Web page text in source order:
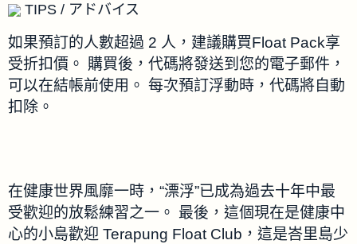
TIPS / アドバイス
如果預訂的人數超過 2 人，建議購買Float Pack享
受折扣價。 購買後，代碼將發送到您的電子郵件，
可以在結帳前使用。 每次預訂浮動時，代碼將自動
扣除。
在健康世界風靡一時，“漂浮”已成為過去十年中最
受歡迎的放鬆練習之一。 最後，這個現在是健康中
心的小島歡迎 Terapung Float Club，這是峇里島少